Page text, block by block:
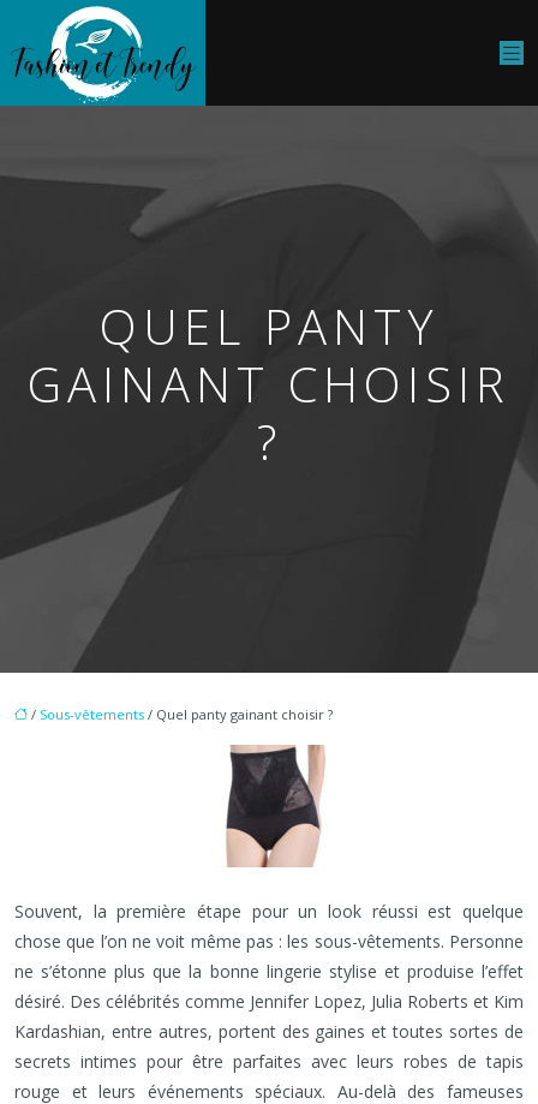
QUEL PANTY
GAINANT CHOISIR
?
/ Sous-vêtements / Quel panty gainant choisir ?
Souvent, la première étape pour un look réussi est quelque
chose que l’on ne voit même pas : les sous-vêtements. Personne
ne s’étonne plus que la bonne lingerie stylise et produise l’effet
désiré. Des célébrités comme Jennifer Lopez, Julia Roberts et Kim
Kardashian, entre autres, portent des gaines et toutes sortes de
secrets intimes pour être parfaites avec leurs robes de tapis
rouge et leurs événements spéciaux. Au-delà des fameuses